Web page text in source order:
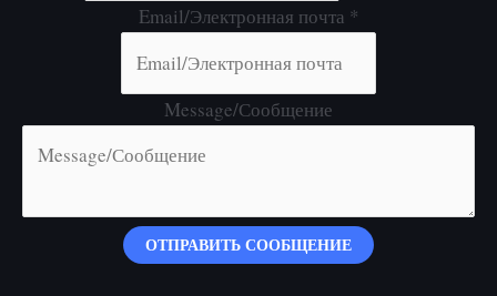
Email/Электронная почта *
Message/Сообщение
ОТПРАВИТЬ СООБЩЕНИЕ